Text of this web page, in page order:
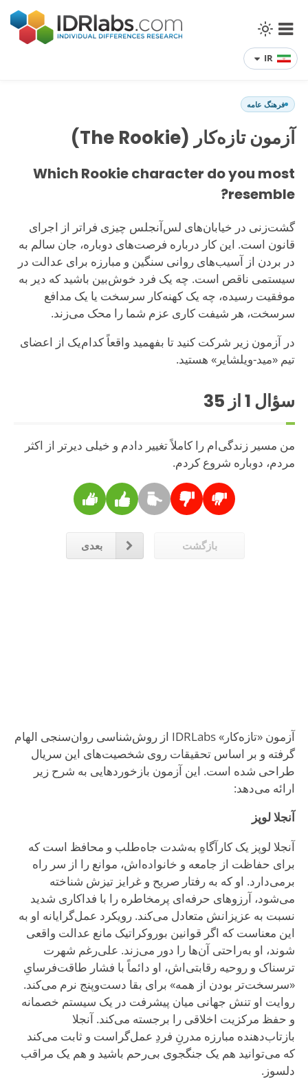
IR
فرهنگ عامه
آزمون تازه‌کار (The Rookie)
Which Rookie character do you most
resemble?
گشت‌زنی در خیابان‌های لس‌آنجلس چیزی فراتر از اجرای
قانون است. این کار درباره فرصت‌های دوباره، جان سالم به
در بردن از آسیب‌های روانی سنگین و مبارزه برای عدالت در
سیستمی ناقص است. چه یک فرد خوش‌بین باشید که دیر به
موفقیت رسیده، چه یک کهنه‌کار سرسخت یا یک مدافع
سرسخت، هر شیفت کاری عزم شما را محک می‌زند.
در آزمون زیر شرکت کنید تا بفهمید واقعاً کدام‌یک از اعضای
تیم «مید-ویلشایر» هستید.
سؤال 1از 35
من مسیر زندگی‌ام را کاملاً تغییر دادم و خیلی دیرتر از اکثر
مردم، دوباره شروع کردم.
بازگشت بعدی
آزمون «تازه‌کار» IDRLabs از روش‌شناسی روان‌سنجی الهام
گرفته و بر اساس تحقیقات روی شخصیت‌های این سریال
طراحی شده است. این آزمون بازخوردهایی به شرح زیر
ارائه می‌دهد:
آنجلا لوپز
آنجلا لوپز یک کارآگاهِ به‌شدت جاه‌طلب و محافظ است که
برای حفاظت از جامعه و خانواده‌اش، موانع را از سر راه
برمی‌دارد. او که به رفتار صریح و غرایز تیزش شناخته
می‌شود، آرزوهای حرفه‌ای پرمخاطره را با فداکاری شدید
نسبت به عزیزانش متعادل می‌کند. رویکرد عمل‌گرایانه او به
این معناست که اگر قوانین بوروکراتیک مانع عدالت واقعی
شوند، او به‌راحتی آن‌ها را دور می‌زند. علی‌رغم شهرت
ترسناک و روحیه رقابتی‌اش، او دائماً با فشار طاقت‌فرسایِ
«سرسخت‌تر بودن از همه» برای بقا دست‌وپنج نرم می‌کند.
روایت او تنش جهانی میان پیشرفت در یک سیستم خصمانه
و حفظ مرکزیت اخلاقی را برجسته می‌کند. آنجلا
بازتاب‌دهنده مبارزه مدرنِ فردِ عمل‌گراست و ثابت می‌کند
که می‌توانید هم یک جنگجوی بی‌رحم باشید و هم یک مراقب
دلسوز.